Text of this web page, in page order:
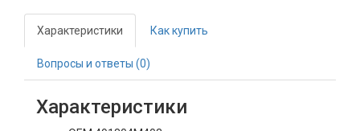
Характеристики Как купить
Вопросы и ответы (0)
Характеристики